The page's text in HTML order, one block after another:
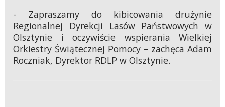
- Zapraszamy do kibicowania drużynie
Regionalnej Dyrekcji Lasów Państwowych w
Olsztynie i oczywiście wspierania Wielkiej
Orkiestry Świątecznej Pomocy – zachęca Adam
Roczniak, Dyrektor RDLP w Olsztynie.